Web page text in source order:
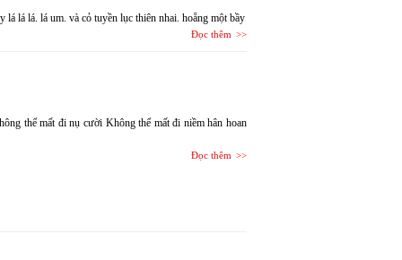
lá lá. lá um. và cỏ tuyền lục thiên nhai. hoẵng một bầy
Đọc thêm
thể mất đi nụ cười Không thể mất đi niềm hân hoan
Đọc thêm